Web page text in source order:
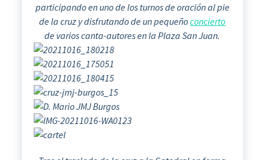
participando en uno de los turnos de oración al pie
de la cruz y disfrutando de un pequeñoconcierto
de varios canta-autores en la Plaza San Juan.